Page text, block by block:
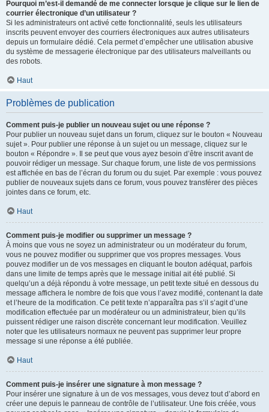
Pourquoi m’est-il demandé de me connecter lorsque je clique sur le lien de
courrier électronique d’un utilisateur ?
Si les administrateurs ont activé cette fonctionnalité, seuls les utilisateurs
inscrits peuvent envoyer des courriers électroniques aux autres utilisateurs
depuis un formulaire dédié. Cela permet d’empêcher une utilisation abusive
du système de messagerie électronique par des utilisateurs malveillants ou
des robots.
Haut
Problèmes de publication
Comment puis-je publier un nouveau sujet ou une réponse ?
Pour publier un nouveau sujet dans un forum, cliquez sur le bouton « Nouveau
sujet ». Pour publier une réponse à un sujet ou un message, cliquez sur le
bouton « Répondre ». Il se peut que vous ayez besoin d’être inscrit avant de
pouvoir rédiger un message. Sur chaque forum, une liste de vos permissions
est affichée en bas de l’écran du forum ou du sujet. Par exemple : vous pouvez
publier de nouveaux sujets dans ce forum, vous pouvez transférer des pièces
jointes dans ce forum, etc.
Haut
Comment puis-je modifier ou supprimer un message ?
À moins que vous ne soyez un administrateur ou un modérateur du forum,
vous ne pouvez modifier ou supprimer que vos propres messages. Vous
pouvez modifier un de vos messages en cliquant le bouton adéquat, parfois
dans une limite de temps après que le message initial ait été publié. Si
quelqu’un a déjà répondu à votre message, un petit texte situé en dessous du
message affichera le nombre de fois que vous l’avez modifié, contenant la date
et l’heure de la modification. Ce petit texte n’apparaîtra pas s’il s’agit d’une
modification effectuée par un modérateur ou un administrateur, bien qu’ils
puissent rédiger une raison discrète concernant leur modification. Veuillez
noter que les utilisateurs normaux ne peuvent pas supprimer leur propre
message si une réponse a été publiée.
Haut
Comment puis-je insérer une signature à mon message ?
Pour insérer une signature à un de vos messages, vous devez tout d’abord en
créer une depuis le panneau de contrôle de l’utilisateur. Une fois créée, vous